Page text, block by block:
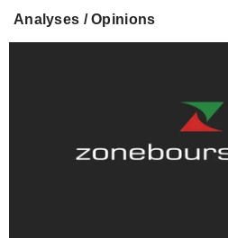
Analyses / Opinions